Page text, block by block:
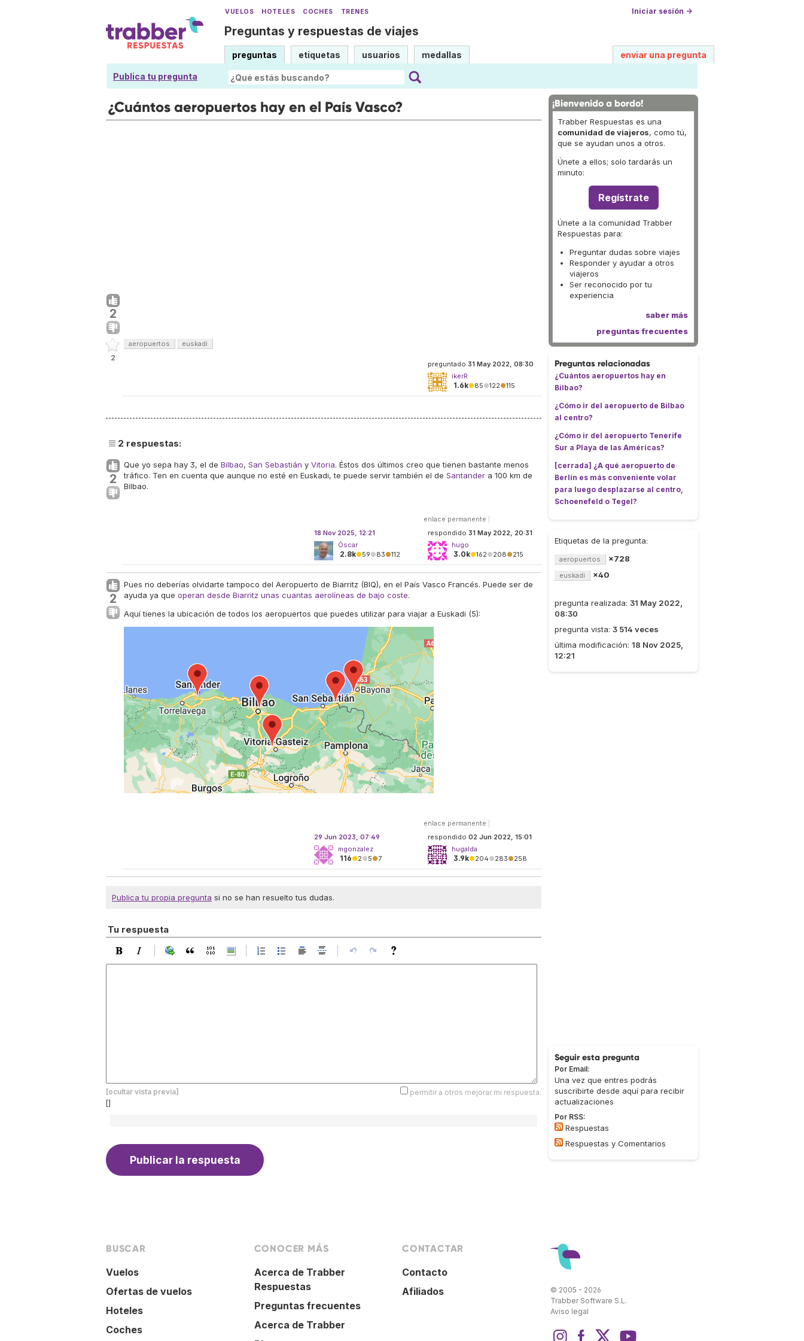
VUELOS HOTELES COCHES TRENES Iniciar sesión →
Preguntas y respuestas de viajes
preguntas etiquetas usuarios medallas enviar una pregunta
Publica tu pregunta
¿Cuántos aeropuertos hay en el País Vasco?
2
2
aeropuertos euskadi
preguntado 31 May 2022, 08:30
ikerR
1.6k●85●122●115
2 respuestas:
2
Que yo sepa hay 3, el de Bilbao, San Sebastián y Vitoria. Éstos dos últimos creo que tienen bastante menos
tráfico. Ten en cuenta que aunque no esté en Euskadi, te puede servir también el de Santander a 100 km de
Bilbao.
enlace permanente
respondido 31 May 2022, 20:31
hugo
3.0k●162●208●215
18 Nov 2025, 12:21
Óscar
2.8k●59●83●112
2
Pues no deberías olvidarte tampoco del Aeropuerto de Biarritz (BIQ), en el País Vasco Francés. Puede ser de
ayuda ya que operan desde Biarritz unas cuantas aerolíneas de bajo coste.
Aquí tienes la ubicación de todos los aeropuertos que puedes utilizar para viajar a Euskadi (5):
enlace permanente
respondido 02 Jun 2022, 15:01
hugalda
3.9k●204●283●258
29 Jun 2023, 07:49
mgonzalez
116●2●5●7
Publica tu propia pregunta si no se han resuelto tus dudas.
Tu respuesta
[ocultar vista previa]
permitir a otros mejorar mi respuesta:
[]
¡Bienvenido a bordo!
Trabber Respuestas es una
comunidad de viajeros, como tú,
que se ayudan unos a otros.
Únete a ellos; solo tardarás un
minuto:
Regístrate
Únete a la comunidad Trabber
Respuestas para:
Preguntar dudas sobre viajes
Responder y ayudar a otros
viajeros
Ser reconocido por tu
experiencia
saber más
preguntas frecuentes
Preguntas relacionadas
¿Cuántos aeropuertos hay en
Bilbao?
¿Cómo ir del aeropuerto de Bilbao
al centro?
¿Cómo ir del aeropuerto Tenerife
Sur a Playa de las Américas?
[cerrada] ¿A qué aeropuerto de
Berlín es más conveniente volar
para luego desplazarse al centro,
Schoenefeld o Tegel?
Etiquetas de la pregunta:
aeropuertos ×728
euskadi ×40
pregunta realizada: 31 May 2022,
08:30
pregunta vista: 3 514 veces
última modificación: 18 Nov 2025,
12:21
Seguir esta pregunta
Por Email:
Una vez que entres podrás
suscribirte desde aquí para recibir
actualizaciones
Por RSS:
Respuestas
Respuestas y Comentarios
BUSCAR
Vuelos
Ofertas de vuelos
Hoteles
Coches
CONOCER MÁS
Acerca de Trabber
Respuestas
Preguntas frecuentes
Acerca de Trabber
CONTACTAR
Contacto
Afiliados
© 2005 - 2026
Trabber Software S.L.
Aviso legal